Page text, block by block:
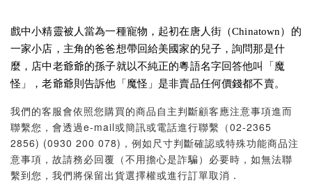
戲中小精靈被人當為一種寵物，起初在唐人街（Chinatown）的
一家小店，主角的爸爸想帶回給美國家的兒子，詢問那是什
麼，店中老爺爺的孫子就以不純正的粵語名字回答他叫「魔
怪」，老爺爺則告訴他「魔怪」是非賣品任何價錢都不賣。
我們的客服會依照您購買的商品自主判斷顧客應注意事項進而
聯繫您，會透過e-mail或簡訊或電話進行聯繫（02-2365
2856) (0930 200 078)，例如尺寸判斷確認或特殊功能商品注
意事項，故請務必回覆（不用擔心是詐騙）必要時，如無法聯
繫到您，我們將保留出貨選擇權或進行訂單取消．